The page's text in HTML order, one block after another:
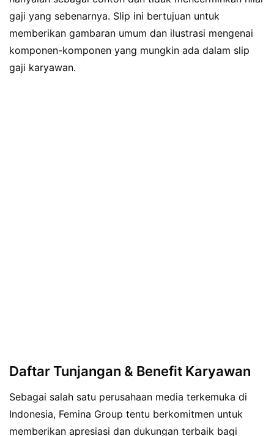
gaji yang sebenarnya. Slip ini bertujuan untuk
memberikan gambaran umum dan ilustrasi mengenai
komponen-komponen yang mungkin ada dalam slip
gaji karyawan.
Daftar Tunjangan & Benefit Karyawan
Sebagai salah satu perusahaan media terkemuka di
Indonesia, Femina Group tentu berkomitmen untuk
memberikan apresiasi dan dukungan terbaik bagi